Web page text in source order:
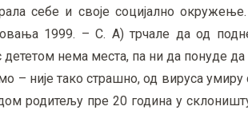
себе и своје социјално
1999. – С. А) трчале да од
нема места, па ни да понуде да
– није тако страшно, од вируса умиру
родитељу пре 20 година у